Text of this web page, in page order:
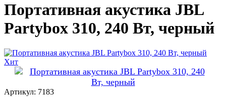
Портативная акустика JBL
Partybox 310, 240 Вт, черный
Хит
Артикул: 7183